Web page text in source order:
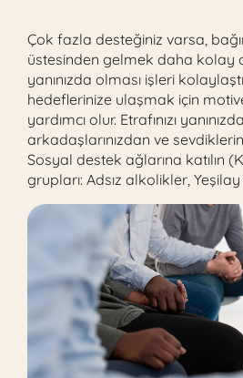
Çok fazla desteğiniz varsa,
üstesinden gelmek daha kolay
yanınızda olması işleri
hedeflerinize ulaşmak için
yardımcı olur. Etrafınızı
arkadaşlarınızdan ve
Sosyal destek ağlarına katılın
grupları: Adsız alkolikler, Yeşilay